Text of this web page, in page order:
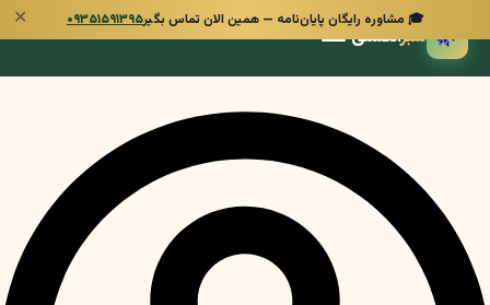
🎓 مشاوره رایگان پایان‌نامه — همین الان تماس بگیر۰۹۳۵۱۵۹۱۳۹۵ ✕
🌿 سبزانگشتی